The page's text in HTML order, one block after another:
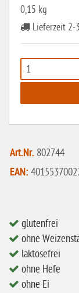
ohne Soja
ohne
vegan
ohne Milch
ohne Hafer
ohne Reis
ohne Mais
ohne Senf
ohne Sesam
0,15 kg
Lieferzeit 2-
Art.Nr. 802744
EAN:
glutenfrei
ohne
laktosefrei
ohne Hefe
ohne Ei